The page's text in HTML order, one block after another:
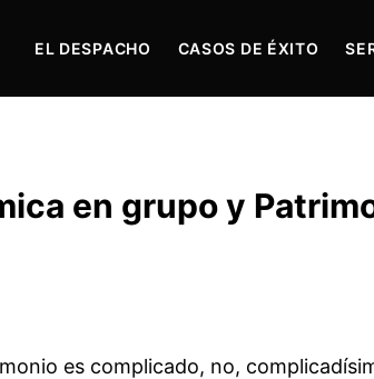
EL DESPACHO CASOS DE ÉXITO
en grupo y
es complicado, no,